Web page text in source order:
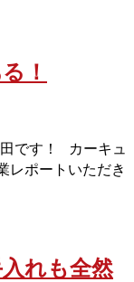
！
です！ カーキュ
レポートいただき
れも全然